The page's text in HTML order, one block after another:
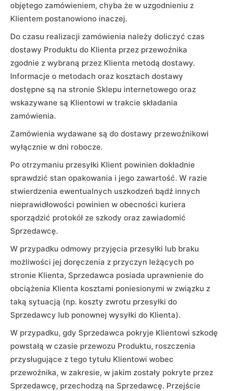
objętego zamówieniem, chyba że w uzgodnieniu z
Klientem postanowiono inaczej.
Do czasu realizacji zamówienia należy doliczyć czas
dostawy Produktu do Klienta przez przewoźnika
zgodnie z wybraną przez Klienta metodą dostawy.
Informacje o metodach oraz kosztach dostawy
dostępne są na stronie Sklepu internetowego oraz
wskazywane są Klientowi w trakcie składania
zamówienia.
Zamówienia wydawane są do dostawy przewoźnikowi
wyłącznie w dni robocze.
Po otrzymaniu przesyłki Klient powinien dokładnie
sprawdzić stan opakowania i jego zawartość. W razie
stwierdzenia ewentualnych uszkodzeń bądź innych
nieprawidłowości powinien w obecności kuriera
sporządzić protokół ze szkody oraz zawiadomić
Sprzedawcę.
W przypadku odmowy przyjęcia przesyłki lub braku
możliwości jej doręczenia z przyczyn leżących po
stronie Klienta, Sprzedawca posiada uprawnienie do
obciążenia Klienta kosztami poniesionymi w związku z
taką sytuacją (np. koszty zwrotu przesyłki do
Sprzedawcy lub ponownej wysyłki do Klienta).
W przypadku, gdy Sprzedawca pokryje Klientowi szkodę
powstałą w czasie przewozu Produktu, roszczenia
przysługujące z tego tytułu Klientowi wobec
przewoźnika, w zakresie, w jakim zostały pokryte przez
Sprzedawcę, przechodzą na Sprzedawcę. Przejście